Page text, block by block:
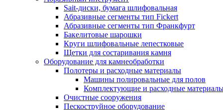
Sait-диски, бумага шлифовальная
Абразивные сегменты тип Fickert
Абразивные сегменты тип Франкфурт
Бакелитовые шарошки
Круги шлифовальные лепестковые
Щетки для состаривания камня
Оборудование для камнеобработки
Полотеры и расходные материалы
Машины полировальные для полов
Комплектующие и расходные
Очистные сооружения
Пескоструйное оборудование